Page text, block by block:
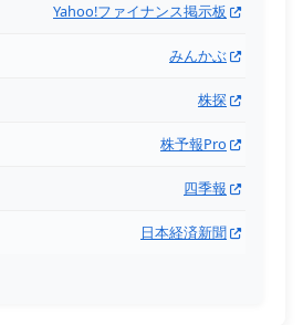
Yahoo!ファイナンス掲示板
みんかぶ
株探
株予報Pro
四季報
日本経済新聞